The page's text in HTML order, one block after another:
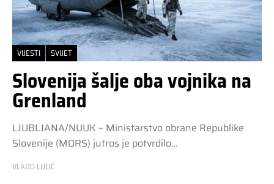
VIJESTI SVIJET
Slovenija šalje oba vojnika na
Grenland
LJUBLJANA/NUUK – Ministarstvo obrane Republike
Slovenije (MORS) jutros je potvrdilo…
VLADO LUCIĆ